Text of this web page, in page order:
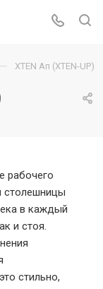
— XTEN Ап (XTEN-UP)
рабочего
столешницы
в каждый
и стоя.
стильно,